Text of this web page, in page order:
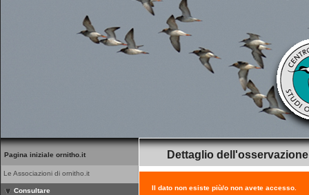
Pagina iniziale ornitho.it
Le Associazioni di ornitho.it
Consultare
Dettaglio dell'osservazione
Il dato non esiste più/o non avete accesso.